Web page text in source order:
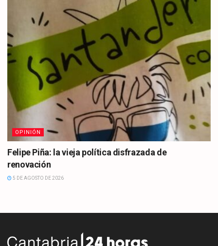
OPINIÓN
Felipe Piña: la vieja política disfrazada de
renovación
5 DE AGOSTO DE 2026